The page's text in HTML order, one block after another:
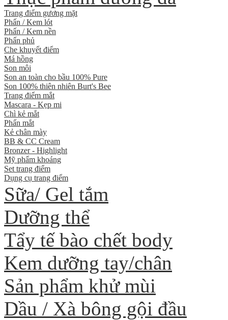
Trang điểm gương mặt
Phấn / Kem lót
Phấn / Kem nền
Phấn phủ
Che khuyết điểm
Má hồng
Son môi
Son an toàn cho bầu 100% Pure
Son 100% thiên nhiên Burt's Bee
Trang điểm mắt
Mascara - Kẹp mi
Chì kẻ mắt
Phấn mắt
Kẻ chân mày
BB & CC Cream
Bronzer - Highlight
Mỹ phẩm khoáng
Set trang điểm
Dụng cụ trang điểm
Sữa/ Gel tắm
Dưỡng thể
Tẩy tế bào chết body
Kem dưỡng tay/chân
Sản phẩm khử mùi
Dầu / Xà bông gội đầu